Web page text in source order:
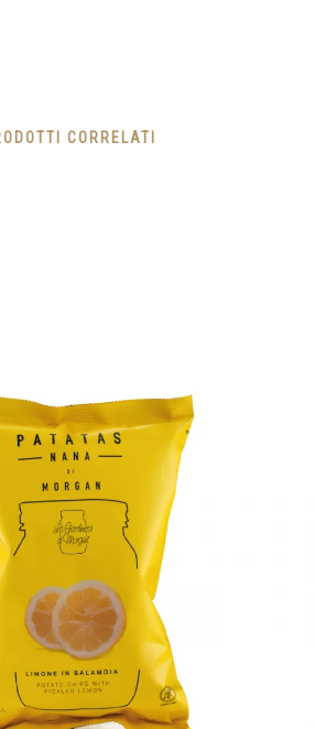
CORRELATI